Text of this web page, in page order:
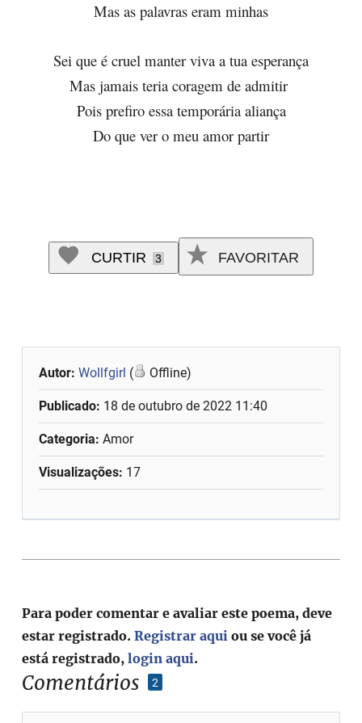
Mas as palavras eram minhas
Sei que é cruel manter viva a tua esperança
Mas jamais teria coragem de admitir
Pois prefiro essa temporária aliança
Do que ver o meu amor partir
CURTIR 3 FAVORITAR
Autor:Wollfgirl ( Offline)
Publicado: 18 de outubro de 2022 11:40
Categoria: Amor
Visualizações: 17
Comentários 2
Para poder comentar e avaliar este poema, deve
estar registrado.Registrar aqui ou se você já
está registrado,login aqui.